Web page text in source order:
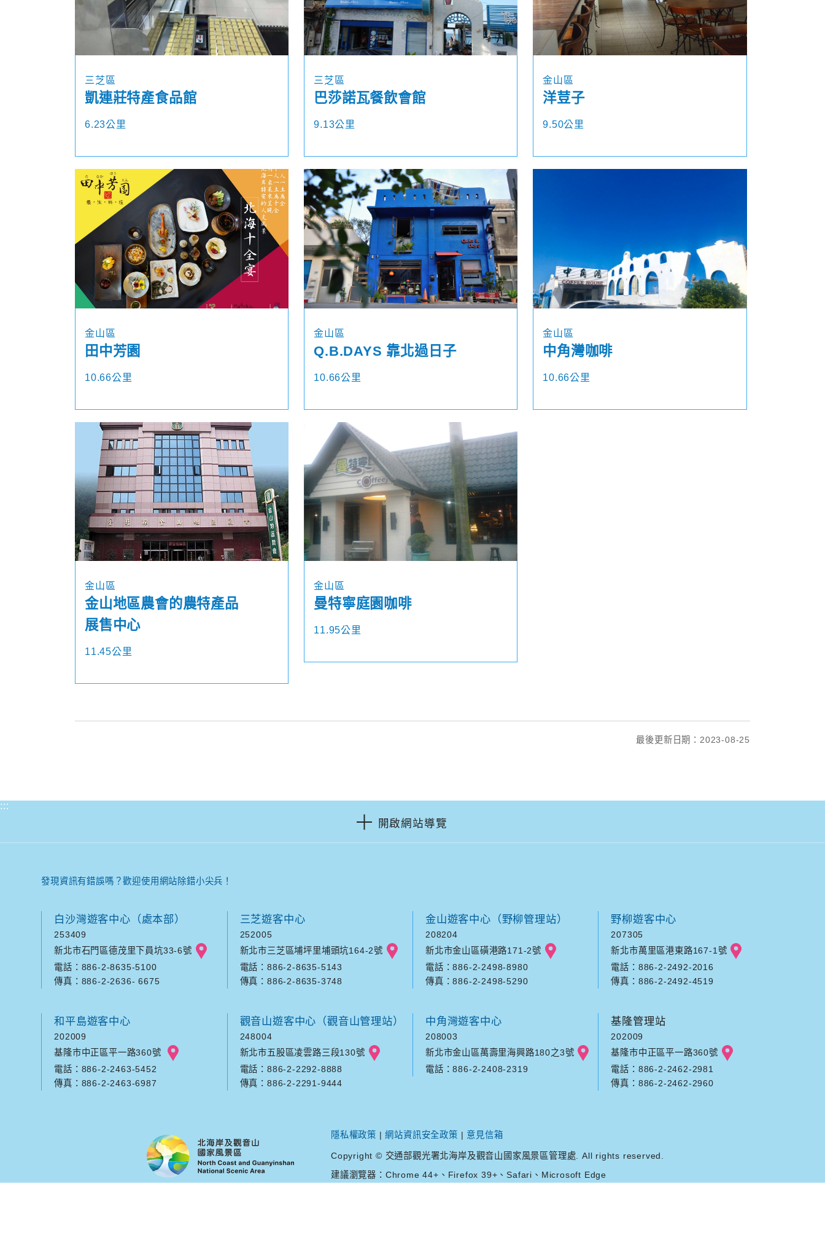
三芝區
凱連莊特產食品館
6.23公里
三芝區
巴莎諾瓦餐飲會館
9.13公里
金山區
洋荳子
9.50公里
金山區
田中芳園
10.66公里
金山區
Q.B.DAYS 靠北過日子
10.66公里
金山區
中角灣咖啡
10.66公里
金山區
金山地區農會的農特產品
展售中心
11.45公里
金山區
曼特寧庭園咖啡
11.95公里
最後更新日期：2023-08-25
:::
開啟網站導覽
發現資訊有錯誤嗎？歡迎使用網站除錯小尖兵！
白沙灣遊客中心（處本部）
253409
新北市石門區德茂里下員坑33-6號
電話：886-2-8635-5100
傳真：886-2-2636- 6675
三芝遊客中心
252005
新北市三芝區埔坪里埔頭坑164-2號
電話：886-2-8635-5143
傳真：886-2-8635-3748
金山遊客中心（野柳管理站）
208204
新北市金山區磺港路171-2號
電話：886-2-2498-8980
傳真：886-2-2498-5290
野柳遊客中心
207305
新北市萬里區港東路167-1號
電話：886-2-2492-2016
傳真：886-2-2492-4519
和平島遊客中心
202009
基隆市中正區平一路360號
電話：886-2-2463-5452
傳真：886-2-2463-6987
觀音山遊客中心（觀音山管理站）
248004
新北市五股區凌雲路三段130號
電話：886-2-2292-8888
傳真：886-2-2291-9444
中角灣遊客中心
208003
新北市金山區萬壽里海興路180之3號
電話：886-2-2408-2319
基隆管理站
202009
基隆市中正區平一路360號
電話：886-2-2462-2981
傳真：886-2-2462-2960
隱私權政策 |網站資訊安全政策 | 意見信箱
Copyright © 交通部觀光署北海岸及觀音山國家風景區管理處. All rights reserved.
建議瀏覽器：Chrome 44+、Firefox 39+、Safari、Microsoft Edge